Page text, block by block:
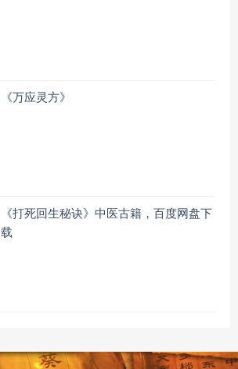
《万应灵方》
《打死回生秘诀》中医古籍，百度网盘下
载